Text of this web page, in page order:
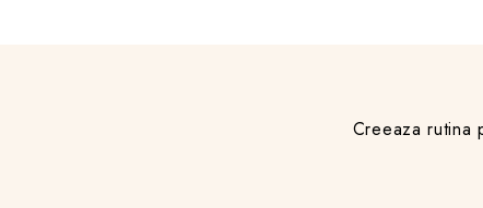
Creeaza rutina